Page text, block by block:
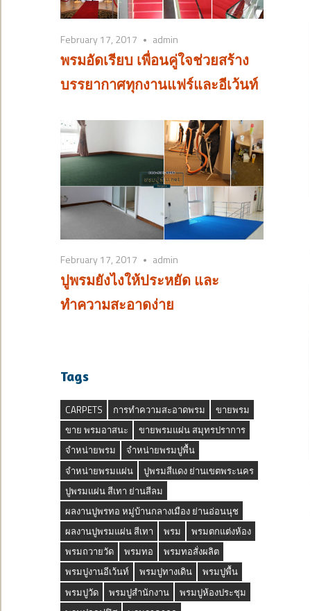
February 17, 2017 admin
พรมอัดเรียบ เพื่อนคู่ใจช่วยสร้าง
บรรยากาศทุกงานแฟร์และอีเว้นท์
February 17, 2017 admin
ปูพรมยังไงให้ประหยัด และ
ทำความสะอาดง่าย
Tags
CARPETS การทำความสะอาดพรม
ขายพรม
ขาย พรมอาสนะ
ขายพรมแผ่น สมุทรปราการ
จำหน่ายพรม
จำหน่ายพรมปูพื้น
จำหน่ายพรมแผ่น
ปูพรมสีแดง ย่านเขตพระนคร
ปูพรมแผ่น สีเทา ย่านสีลม
ผลงานปูพรทอ หมู่บ้านกลางเมือง ย่านอ่อนนุช
ผลงานปูพรมแผ่น สีเทา
พรม
พรมตกแต่งห้อง
พรมถวายวัด
พรมทอ
พรมทอสั่งผลิต
พรมปูงานอีเว้นท์
พรมปูทางเดิน
พรมปูพื้น
พรมปูวัด
พรมปูสำนักงาน
พรมปูห้องประชุม